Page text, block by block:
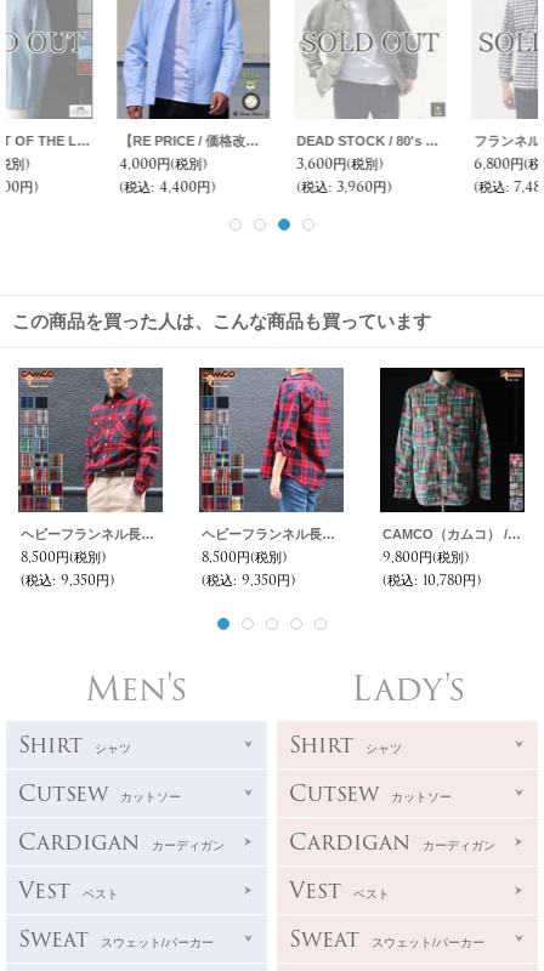
フランネルチェックチビ衿ボタンダウン長袖_Shirts【MADE IN JAPAN】『日本製』/ Upscape Audience
6,800円
(税込
【価格改定/RE PRICE】マドラス大判チェックスタンドスモールカラー シャツジャケット【MADE IN JAPAN】『日本製』/ Upscape Audience
2,000円
(税込
シャーリングボタンダウン長袖シャツ【MADE IN JAPAN】『日本製』/ Upscape Audience
5,900円
(税込
この商品を買った人は、こんな商品も買っています
ヘビーフランネル長袖ワークネルシャツ / CAMCO
8,500円(税別)
(税込: 9,350円)
ヘビーフランネル長袖ワークネルシャツ［Lady's］ / CAMCO
8,500円(税別)
(税込: 9,350円)
CAMCO（カムコ） / Madras Patchwork Shirts(マドラスパッチワーク長袖シャツ)
9,800円(税別)
(税込: 10,780円)
Men's
Shirt シャツ
Cutsew カットソー
Cardigan カーディガン
Vest ベスト
Sweat スウェット/パーカー
Lady's
Shirt シャツ
Cutsew カットソー
Cardigan カーディガン
Vest ベスト
Sweat スウェット/パーカー